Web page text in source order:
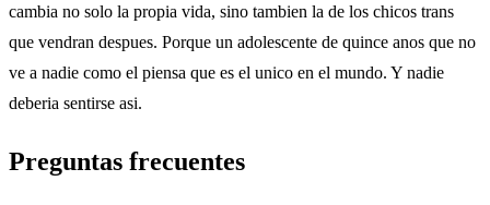
cambia no solo la propia vida, sino tambien la de los chicos trans
que vendran despues. Porque un adolescente de quince anos que no
ve a nadie como el piensa que es el unico en el mundo. Y nadie
deberia sentirse asi.
Preguntas frecuentes